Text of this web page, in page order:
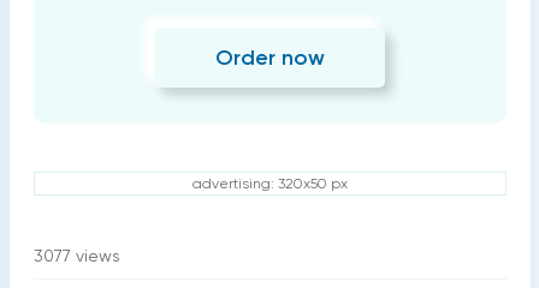
Order now
advertising: 320x50 px
3077 views